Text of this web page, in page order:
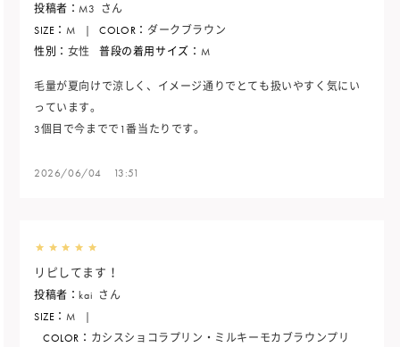
投稿者：M3
さん
SIZE：M | COLOR： ダークブラウン
性別： 女性 普段の着用サイズ： M
毛量が夏向けで涼しく、イメージ通りでとても扱いやすく気にい
っています。
3個目で今までで1番当たりです。
2026/06/04 13:51
リピしてます！
投稿者：kai さん
SIZE：M
|
COLOR： カシスショコラプリン・ミルキーモカブラウンプリ